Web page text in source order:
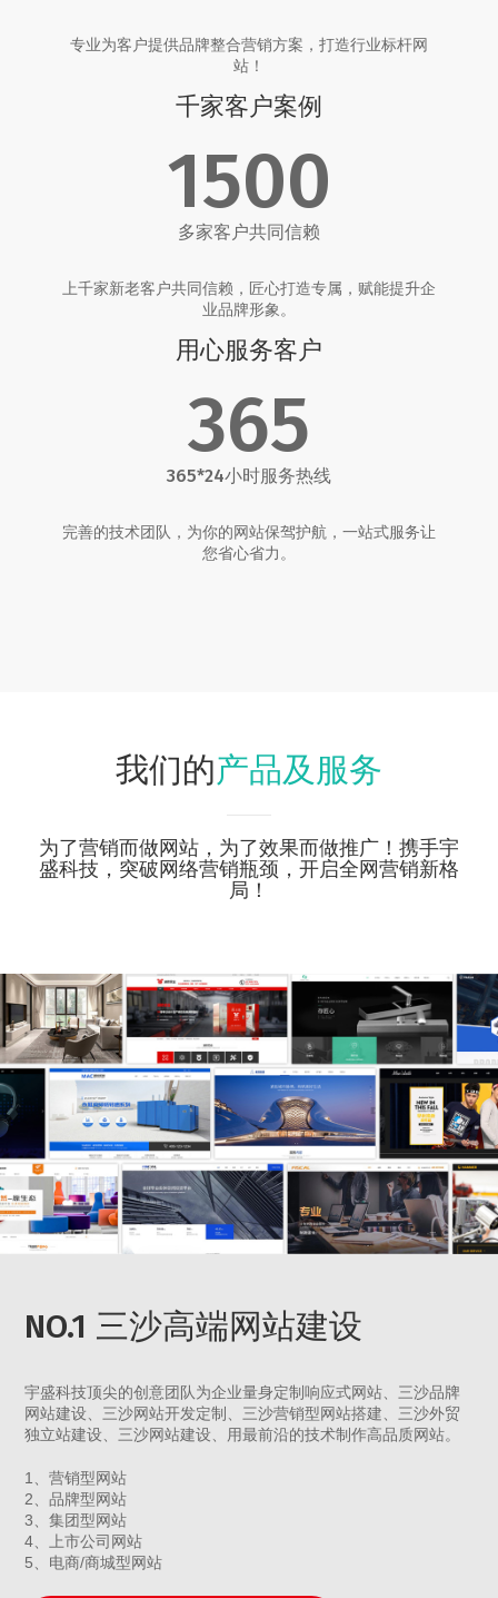
专业为客户提供品牌整合营销方案，打造行业标杆网
站！
千家客户案例
1500
多家客户共同信赖
上千家新老客户共同信赖，匠心打造专属，赋能提升企
业品牌形象。
用心服务客户
365
365*24小时服务热线
完善的技术团队，为你的网站保驾护航，一站式服务让
您省心省力。
我们的产品及服务
为了营销而做网站，为了效果而做推广！携手宇
盛科技，突破网络营销瓶颈，开启全网营销新格
局！
NO.1 三沙高端网站建设
宇盛科技顶尖的创意团队为企业量身定制响应式网站、三沙品牌
网站建设、三沙网站开发定制、三沙营销型网站搭建、三沙外贸
独立站建设、三沙网站建设、用最前沿的技术制作高品质网站。
1、营销型网站
2、品牌型网站
3、集团型网站
4、上市公司网站
5、电商/商城型网站